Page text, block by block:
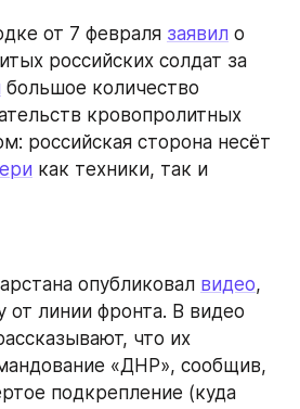
от 7 февраля заявил о
российских солдат за
большое количество
кровопролитных
российская сторона несёт
как техники, так и
опубликовал видео,
от линии фронта. В видео
что их
«ДНР», сообщив,
подкрепление (куда